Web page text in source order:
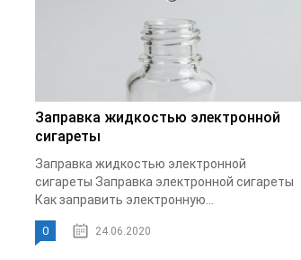
Заправка жидкостью электронной
сигареты
Заправка жидкостью электронной
сигареты Заправка электронной сигареты
Как заправить электронную...
0 24.06.2020